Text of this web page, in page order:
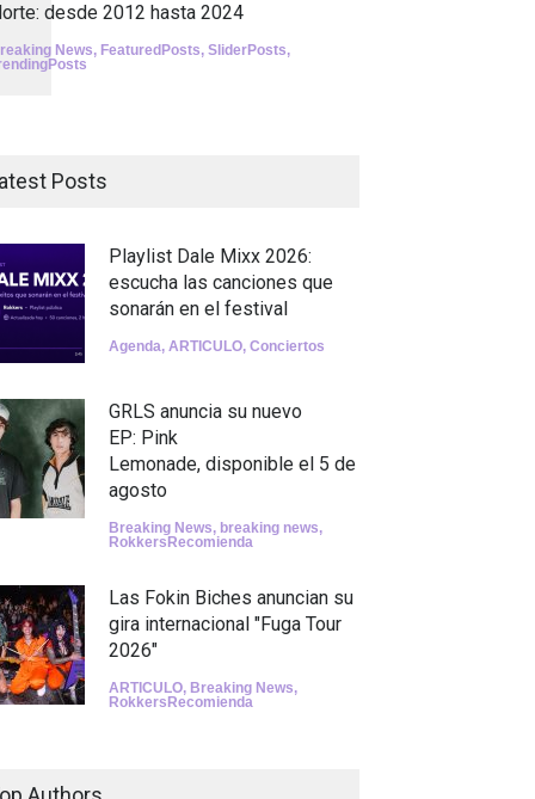
desde 2012 hasta 2024
News, FeaturedPosts, SliderPosts,
Posts
Playlist Dale Mixx 2026:
escucha las canciones que
sonarán en el festival
Agenda, ARTICULO, Conciertos
GRLS anuncia su nuevo
EP: Pink
Lemonade, disponible el 5 de
agosto
Breaking News, breaking news,
RokkersRecomienda
Las Fokin Biches anuncian su
gira internacional "Fuga Tour
2026"
ARTICULO, Breaking News,
RokkersRecomienda